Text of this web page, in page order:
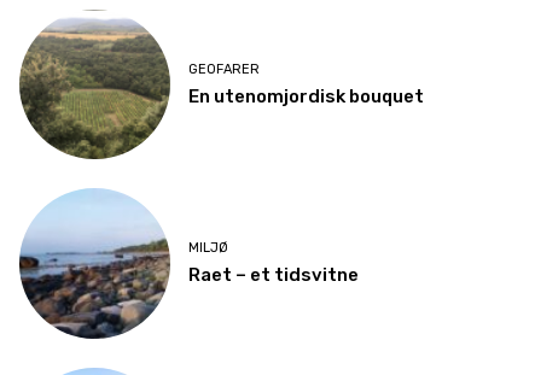
GEOFARER
En utenomjordisk bouquet
MILJØ
Raet – et tidsvitne